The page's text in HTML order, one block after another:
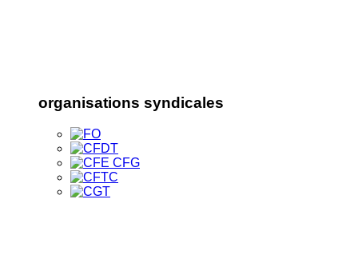
organisations syndicales